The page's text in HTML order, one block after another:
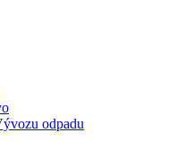
odpadu